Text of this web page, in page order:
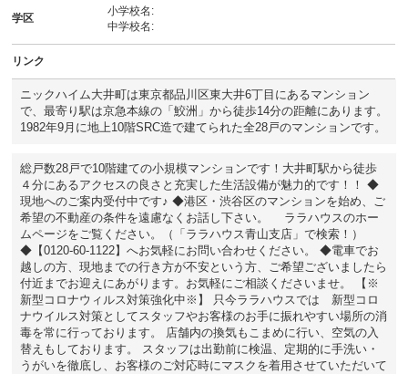
学区
小学校名:
中学校名:
リンク
ニックハイム大井町は東京都品川区東大井6丁目にあるマンション
で、最寄り駅は京急本線の「鮫洲」から徒歩14分の距離にあります。
1982年9月に地上10階SRC造で建てられた全28戸のマンションです。
総戸数28戸で10階建ての小規模マンションです！大井町駅から徒歩
４分にあるアクセスの良さと充実した生活設備が魅力的です！！ ◆
現地へのご案内受付中です♪ ◆港区・渋谷区のマンションを始め、ご
希望の不動産の条件を遠慮なくお話し下さい。 ララハウスのホー
ムページをご覧ください。（「ララハウス青山支店」で検索！）
◆【0120-60-1122】へお気軽にお問い合わせください。 ◆電車でお
越しの方、現地までの行き方が不安という方、ご希望ございましたら
付近までお迎えにあがります。お気軽にご相談くださいませ。 【※
新型コロナウィルス対策強化中※】 只今ララハウスでは 新型コロ
ナウイルス対策としてスタッフやお客様のお手に振れやすい場所の消
毒を常に行っております。 店舗内の換気もこまめに行い、空気の入
替えもしております。 スタッフは出勤前に検温、定期的に手洗い・
うがいを徹底し、お客様のご対応時にマスクを着用させていただいて